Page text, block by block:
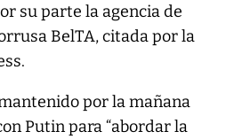
su parte la agencia de
BelTA, citada por la
por la mañana
Putin para “abordar la